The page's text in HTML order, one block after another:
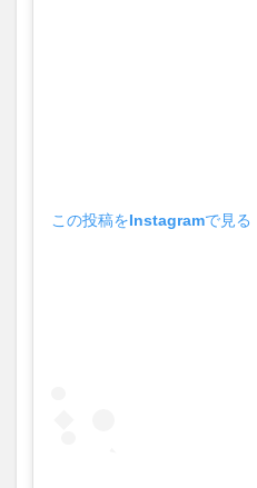
この投稿をInstagramで見る